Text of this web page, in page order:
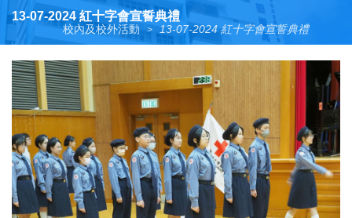
13-07-2024 紅十字會宣誓典禮
校內及校外活動 > 13-07-2024 紅十字會宣誓典禮